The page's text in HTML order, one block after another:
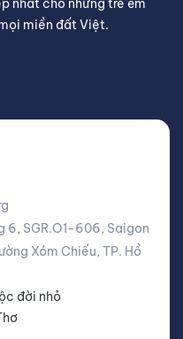
nhất cho những trẻ em
miền đất Việt.
6, SGR.O1-606, Saigon
Xóm Chiếu, TP. Hồ
đời nhỏ